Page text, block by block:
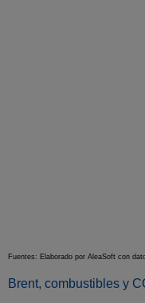
Fuentes: Elaborado por AleaSoft con
Brent, combustibles y